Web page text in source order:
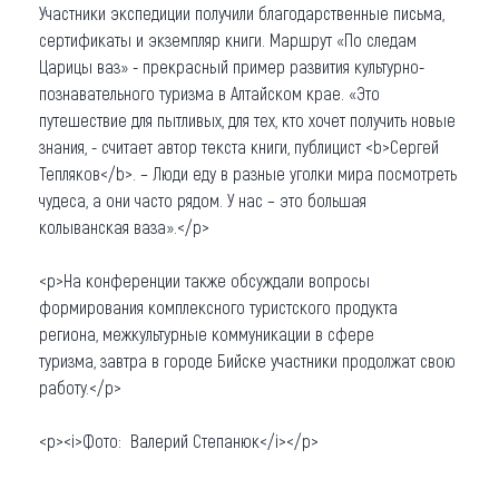
Участники экспедиции получили благодарственные письма,
сертификаты и экземпляр книги. Маршрут «По следам
Царицы ваз» - прекрасный пример развития культурно-
познавательного туризма в Алтайском крае. «Это
путешествие для пытливых, для тех, кто хочет получить новые
знания, - считает автор текста книги, публицист <b>Сергей
Тепляков</b>. – Люди еду в разные уголки мира посмотреть
чудеса, а они часто рядом. У нас – это большая
колыванская ваза».</p>
<p>На конференции также обсуждали вопросы
формирования комплексного туристского продукта
региона, межкультурные коммуникации в сфере
туризма, завтра в городе Бийске участники продолжат свою
работу.</p>
<p><i>Фото: Валерий Степанюк</i></p>